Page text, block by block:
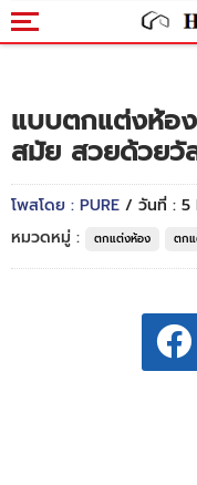
แบบตกแต่งห้อ
สมัย สวยด้วยวั
โพสโดย : PURE / วันที่ : 5
หมวดหมู่ :
ตกแต่งห้อง ตกแ